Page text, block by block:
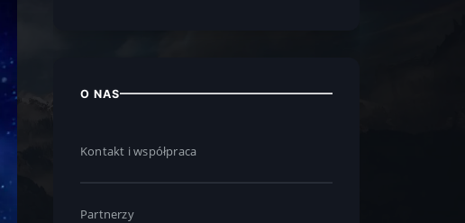
O NAS
Kontakt i współpraca
Partnerzy